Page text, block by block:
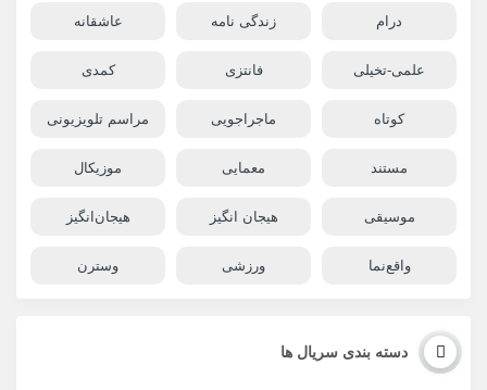
درام زندگی نامه عاشقانه
علمی-تخیلی فانتزی کمدی
کوتاه ماجراجویی مراسم تلویزیونی
مستند معمایی موزیکال
موسیقی هیجان انگیز هیجان‌انگیز
واقع‌نما ورزشی وسترن
دسته بندی سریال ها